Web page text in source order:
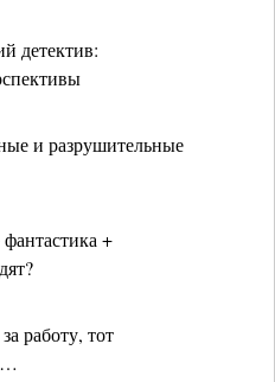
детектив:
и разрушительные
+
работу, тот